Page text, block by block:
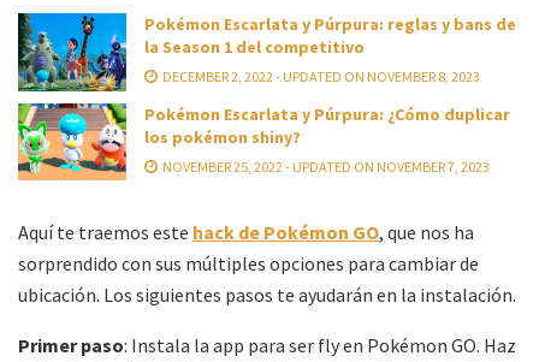
Pokémon Escarlata y Púrpura: reglas y bans de
la Season 1 del competitivo
DECEMBER 2, 2022 - UPDATED ON NOVEMBER 8, 2023
Pokémon Escarlata y Púrpura: ¿Cómo duplicar
los pokémon shiny?
NOVEMBER 25, 2022 - UPDATED ON NOVEMBER 7, 2023
Aquí te traemos este hack de Pokémon GO, que nos ha
sorprendido con sus múltiples opciones para cambiar de
ubicación. Los siguientes pasos te ayudarán en la instalación.
Primer paso: Instala la app para ser fly en Pokémon GO. Haz